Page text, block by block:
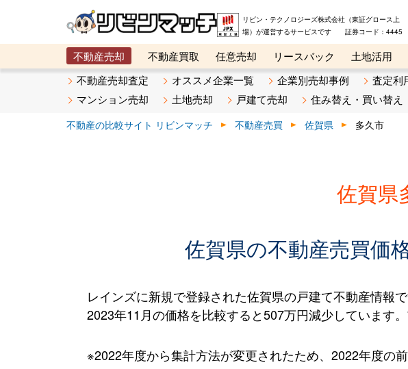
リビン・テクノロジーズ株式会社（東証グロース上
場）が運営するサービスです 証券コード：4445
不動産売却 不動産買取 任意売却 リースバック 土地活用
メタ住宅展示場
ベスト不動産カンパニー オンライン講座 リビン
不動産売却査定 オススメ企業一覧 企業別売却事例 査定利
マンション売却
土地売却 戸建て売却 住み替え・買い替え
不動産の比較サイト リビンマッチ 不動産売買 佐賀県 多久市
佐賀県
佐賀県の不動産売買価
レインズに新規で登録された佐賀県の戸建て不動産情報
2023年11月の価格を比較すると507万円減少しています
※2022年度から集計方法が変更されたため、2022年度の